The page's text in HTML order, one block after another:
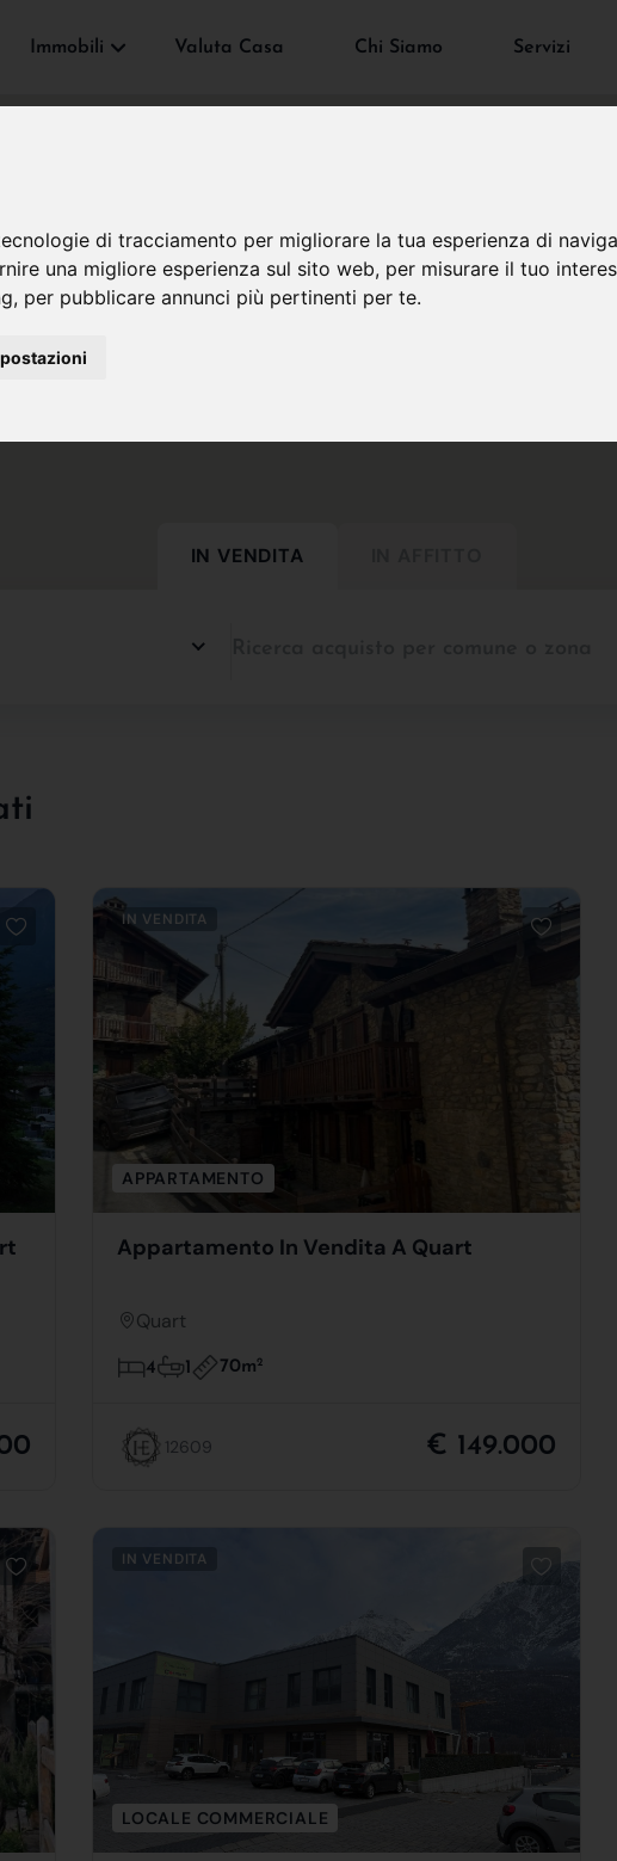
di tracciamento per migliorare la tua esperienza di
una migliore esperienza sul sito web, per misurare il tuo
, per pubblicare annunci più pertinenti per te.
Immobili Valuta Casa Chi Siamo Servizi
IN VENDITA
IN VENDITA
APPARTAMENTO
Appartamento In Vendita A Quart
Quart
4 1 70m2
12609 € 149.000
IN VENDITA
LOCALE COMMERCIALE